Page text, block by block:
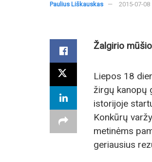
Paulius Liškauskas 2015-07-08
Žalgirio
Liepos 18
žirgų kanopų
istorijoje
Konkūrų
metinėms
geriausius